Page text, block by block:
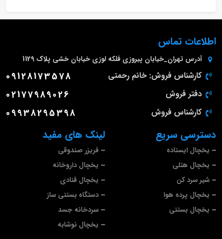
لینک های مفید
فریزر صندوقی
یخچال داروخانه
یخچال قنادی
دستگاه بستنی ساز
سردخانه جسد
یخچال نوشابه
دسترسی سریع
یخچال ایستاده
یخچال هتلی
شیر سرد کن
یخچال پرده هوا
یخچال بستنی
اطلاعات تماس
آدرس تهران_خیابان پیروزی فلکه لوزی خیابان خشی پلاک 1129
کارشناس فروش: خانم رحمتی 09128173578
دفتر فروش 02177989026
کارشناس فروش 09938295398